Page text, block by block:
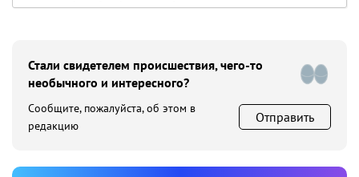
Стали свидетелем происшествия, чего-то
необычного и интересного?
Сообщите, пожалуйста, об этом в
редакцию
Отправить